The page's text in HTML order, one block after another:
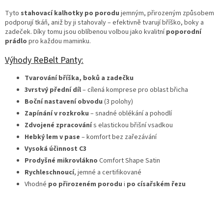
Tyto stahovací kalhotky po porodu jemným, přirozeným způsobem
podporují tkáň, aniž by ji stahovaly – efektivně tvarují bříško, boky a
zadeček. Díky tomu jsou oblíbenou volbou jako kvalitnípoporodní
prádlo pro každou maminku.
Výhody ReBelt Panty:
Tvarování bříška, boků a zadečku
3vrstvý přední díl– cílená komprese pro oblast břicha
Boční nastavení obvodu (3 polohy)
Zapínání v rozkroku – snadné oblékání a pohodlí
Zdvojené zpracovánís elastickou břišní vsadkou
Hebký lem v pase – komfort bez zařezávání
Vysoká účinnost C3
Prodyšné mikrovlákno Comfort Shape Satin
Rychleschnoucí, jemné a certifikované
Vhodné po přirozeném porodu i po císařském řezu